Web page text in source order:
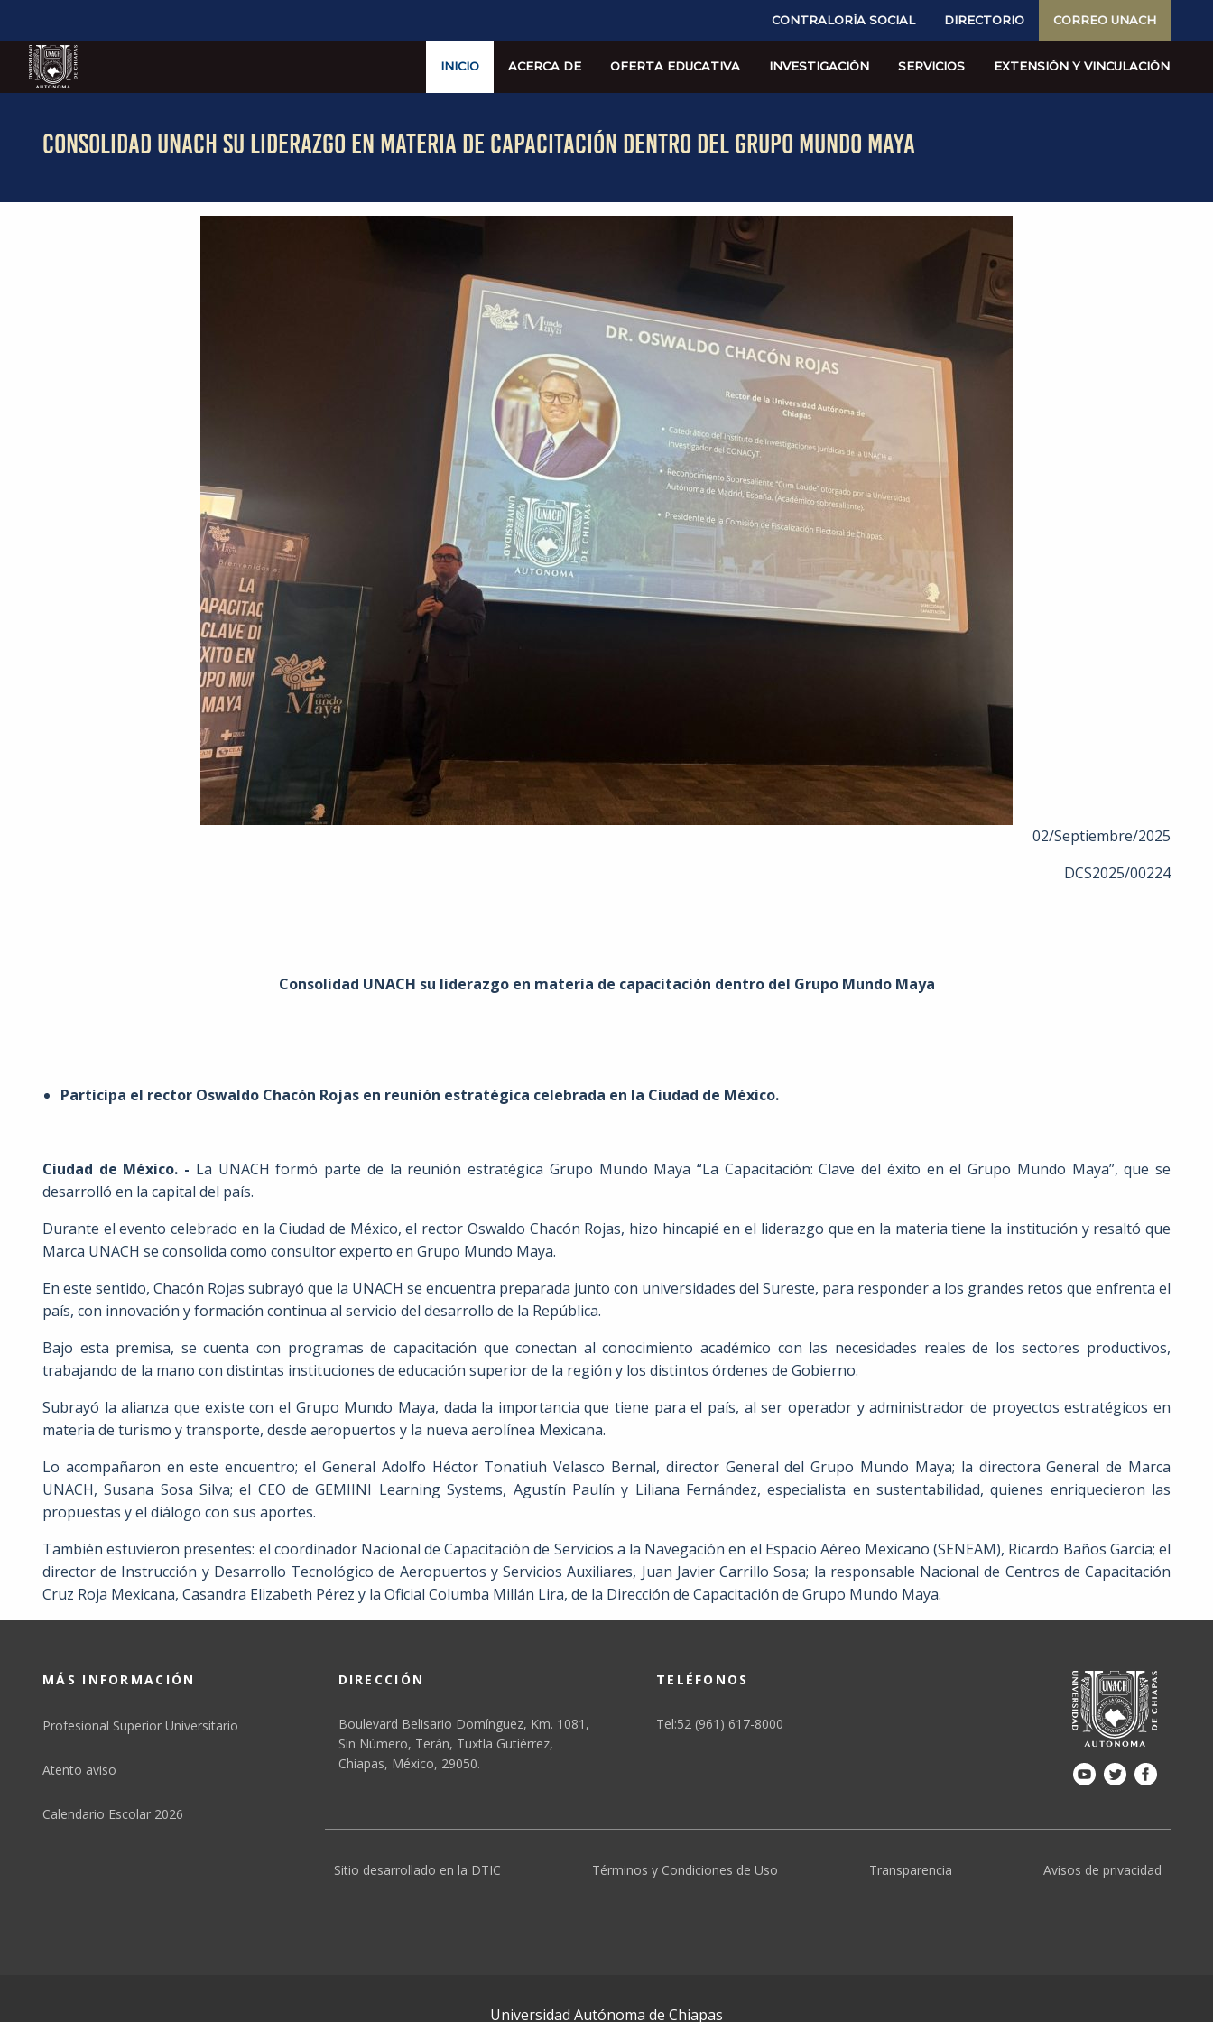
CONTRALORÍA SOCIAL DIRECTORIO CORREO UNACH
INICIO ACERCA DE OFERTA EDUCATIVA INVESTIGACIÓN SERVICIOS EXTENSIÓN Y VINCULACIÓN
CONSOLIDAD UNACH SU LIDERAZGO EN MATERIA DE CAPACITACIÓN DENTRO DEL GRUPO MUNDO MAYA
02/Septiembre/2025
DCS2025/00224
Consolidad UNACH su liderazgo en materia de capacitación dentro del Grupo Mundo Maya
Participa el rector Oswaldo Chacón Rojas en reunión estratégica celebrada en la Ciudad de México.
Ciudad de México. - La UNACH formó parte de la reunión estratégica Grupo Mundo Maya “La Capacitación: Clave del éxito en el Grupo Mundo Maya”, que se
desarrolló en la capital del país.
Durante el evento celebrado en la Ciudad de México, el rector Oswaldo Chacón Rojas, hizo hincapié en el liderazgo que en la materia tiene la institución y resaltó que
Marca UNACH se consolida como consultor experto en Grupo Mundo Maya.
En este sentido, Chacón Rojas subrayó que la UNACH se encuentra preparada junto con universidades del Sureste, para responder a los grandes retos que enfrenta el
país, con innovación y formación continua al servicio del desarrollo de la República.
Bajo esta premisa, se cuenta con programas de capacitación que conectan al conocimiento académico con las necesidades reales de los sectores productivos,
trabajando de la mano con distintas instituciones de educación superior de la región y los distintos órdenes de Gobierno.
Subrayó la alianza que existe con el Grupo Mundo Maya, dada la importancia que tiene para el país, al ser operador y administrador de proyectos estratégicos en
materia de turismo y transporte, desde aeropuertos y la nueva aerolínea Mexicana.
Lo acompañaron en este encuentro; el General Adolfo Héctor Tonatiuh Velasco Bernal, director General del Grupo Mundo Maya; la directora General de Marca
UNACH, Susana Sosa Silva; el CEO de GEMIINI Learning Systems, Agustín Paulín y Liliana Fernández, especialista en sustentabilidad, quienes enriquecieron las
propuestas y el diálogo con sus aportes.
También estuvieron presentes: el coordinador Nacional de Capacitación de Servicios a la Navegación en el Espacio Aéreo Mexicano (SENEAM), Ricardo Baños García; el
director de Instrucción y Desarrollo Tecnológico de Aeropuertos y Servicios Auxiliares, Juan Javier Carrillo Sosa; la responsable Nacional de Centros de Capacitación
Cruz Roja Mexicana, Casandra Elizabeth Pérez y la Oficial Columba Millán Lira, de la Dirección de Capacitación de Grupo Mundo Maya.
MÁS INFORMACIÓN
Profesional Superior Universitario
Atento aviso
Calendario Escolar 2026
DIRECCIÓN
Boulevard Belisario Domínguez, Km. 1081,
Sin Número, Terán, Tuxtla Gutiérrez,
Chiapas, México, 29050.
TELÉFONOS
Tel:52 (961) 617-8000
Sitio desarrollado en la DTIC Términos y Condiciones de Uso Transparencia Avisos de privacidad
Universidad Autónoma de Chiapas